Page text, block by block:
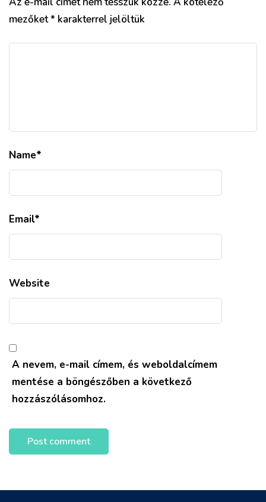
mezőket* karakterrel jelöltük
Name*
Email*
Website
A nevem, e-mail címem, és weboldalcímem
mentése a böngészőben a következő
hozzászólásomhoz.